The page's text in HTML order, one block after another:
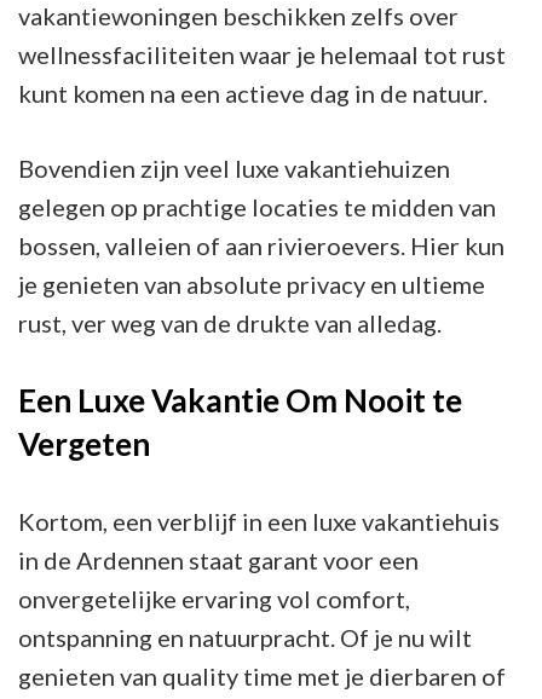
vakantiewoningen beschikken zelfs over
wellnessfaciliteiten waar je helemaal tot rust
kunt komen na een actieve dag in de natuur.
Bovendien zijn veel luxe vakantiehuizen
gelegen op prachtige locaties te midden van
bossen, valleien of aan rivieroevers. Hier kun
je genieten van absolute privacy en ultieme
rust, ver weg van de drukte van alledag.
Een Luxe Vakantie Om Nooit te
Vergeten
Kortom, een verblijf in een luxe vakantiehuis
in de Ardennen staat garant voor een
onvergetelijke ervaring vol comfort,
ontspanning en natuurpracht. Of je nu wilt
genieten van quality time met je dierbaren of